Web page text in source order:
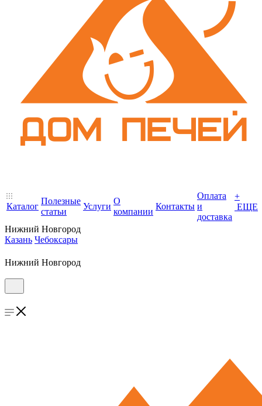
Каталог
Полезные
статьи
Услуги
О
компании
Контакты
Оплата
и
доставка
+
ЕЩЕ
Нижний Новгород
Казань Чебоксары
Нижний Новгород